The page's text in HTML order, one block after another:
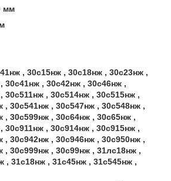
мм
, 30с15нж , 30с18нж , 30с23нж ,
30с41нж , 30с42нж , 30с46нж ,
30с511нж , 30с514нж , 30с515нж ,
, 30с541нж , 30с547нж , 30с548нж ,
, 30с599нж , 30с64нж , 30с65нж ,
30с911нж , 30с914нж , 30с915нж ,
, 30с942нж , 30с946нж , 30с950нж ,
, 30с999нж , 30с99нж , 31лс18нж ,
, 31с18нж , 31с45нж , 31с545нж ,